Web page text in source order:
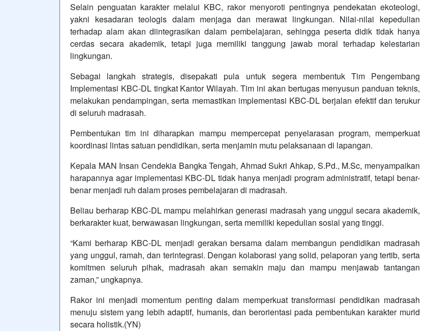
Selain penguatan karakter melalui KBC, rakor menyoroti pentingnya pendekatan ekoteologi,
yakni kesadaran teologis dalam menjaga dan merawat lingkungan. Nilai-nilai kepedulian
terhadap alam akan diintegrasikan dalam pembelajaran, sehingga peserta didik tidak hanya
cerdas secara akademik, tetapi juga memiliki tanggung jawab moral terhadap kelestarian
lingkungan.
Sebagai langkah strategis, disepakati pula untuk segera membentuk Tim Pengembang
Implementasi KBC-DL tingkat Kantor Wilayah. Tim ini akan bertugas menyusun panduan teknis,
melakukan pendampingan, serta memastikan implementasi KBC-DL berjalan efektif dan terukur
di seluruh madrasah.
Pembentukan tim ini diharapkan mampu mempercepat penyelarasan program, memperkuat
koordinasi lintas satuan pendidikan, serta menjamin mutu pelaksanaan di lapangan.
Kepala MAN Insan Cendekia Bangka Tengah, Ahmad Sukri Ahkap, S.Pd., M.Sc, menyampaikan
harapannya agar implementasi KBC-DL tidak hanya menjadi program administratif, tetapi benar-
benar menjadi ruh dalam proses pembelajaran di madrasah.
Beliau berharap KBC-DL mampu melahirkan generasi madrasah yang unggul secara akademik,
berkarakter kuat, berwawasan lingkungan, serta memiliki kepedulian sosial yang tinggi.
“Kami berharap KBC-DL menjadi gerakan bersama dalam membangun pendidikan madrasah
yang unggul, ramah, dan terintegrasi. Dengan kolaborasi yang solid, pelaporan yang tertib, serta
komitmen seluruh pihak, madrasah akan semakin maju dan mampu menjawab tantangan
zaman,” ungkapnya.
Rakor ini menjadi momentum penting dalam memperkuat transformasi pendidikan madrasah
menuju sistem yang lebih adaptif, humanis, dan berorientasi pada pembentukan karakter murid
secara holistik.(YN)